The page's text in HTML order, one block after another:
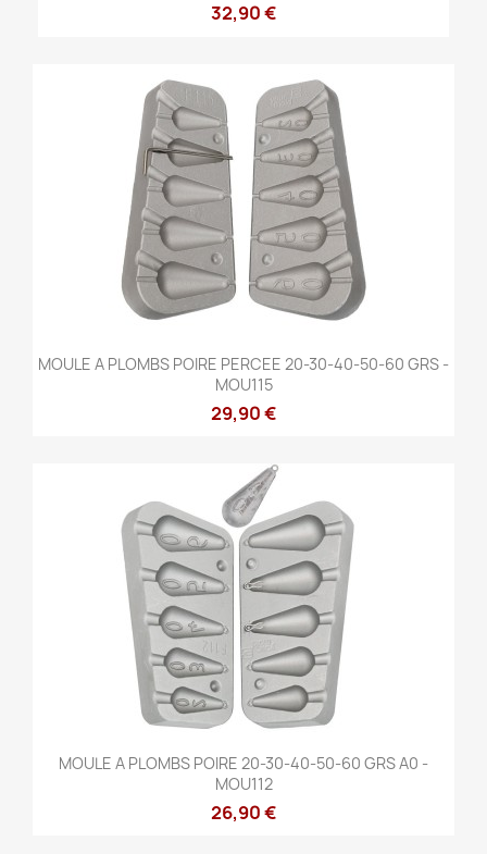
32,90 €
MOULE A PLOMBS POIRE PERCEE 20-30-40-50-60 GRS -
MOU115
29,90 €
MOULE A PLOMBS POIRE 20-30-40-50-60 GRS A0 -
MOU112
26,90 €